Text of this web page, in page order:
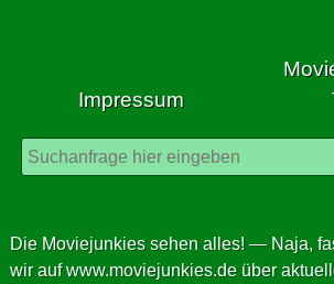
Impressum
Die Moviejunkies sehen alles! — Naja,
wir aufwww.moviejunkies.deüber